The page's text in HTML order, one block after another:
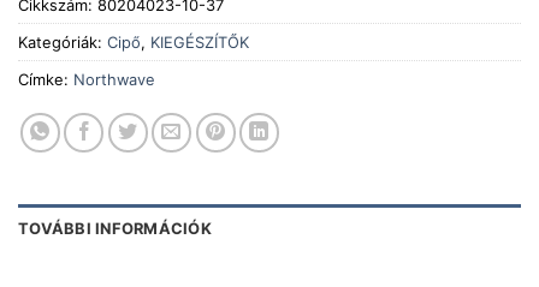
Cikkszám: 80204023-10-37
Kategóriák: Cipő, KIEGÉSZÍTŐK
Címke: Northwave
TOVÁBBI INFORMÁCIÓK